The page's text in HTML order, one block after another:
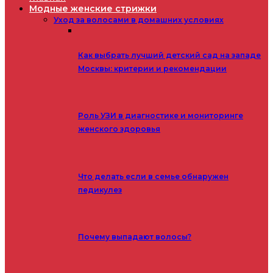
Модные женские стрижки
Уход за волосами в домашних условиях
Как выбрать лучший детский сад на западе
Москвы: критерии и рекомендации
Роль УЗИ в диагностике и мониторинге
женского здоровья
Что делать если в семье обнаружен
педикулез
Почему выпадают волосы?